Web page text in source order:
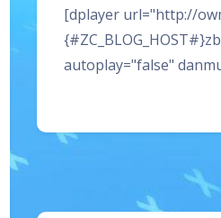
[dplayer url="http://
autoplay="false"